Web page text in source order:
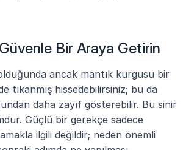
Bir Araya Getirin
ancak mantık kurgusu bir
tıkanmış hissedebilirsiniz; bu da
daha zayıf gösterebilir. Bu sinir
Güçlü bir gerekçe sadece
ilgili değildir; neden önemli